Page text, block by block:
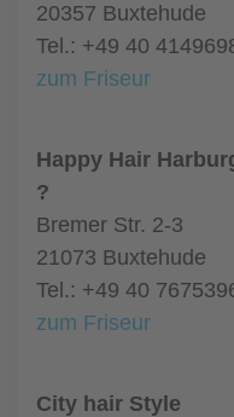
20357 Buxtehude
Tel.: +49 40
zum Friseur
Happy Hair
?
Bremer Str. 2-3
21073 Buxtehude
Tel.: +49 40
zum Friseur
City hair Style